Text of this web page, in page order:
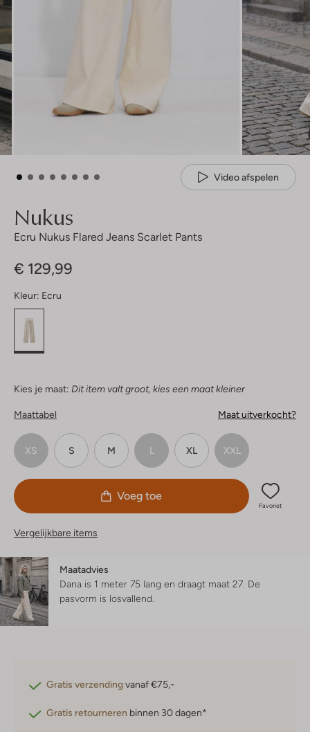
Video afspelen
Nukus
Ecru Nukus Flared Jeans Scarlet Pants
€ 129,99
Kleur: Ecru
Kies je maat: Dit item valt groot, kies een maat kleiner
Maattabel Maat uitverkocht?
XS S M L XL XXL
Voeg toe
Favoriet
Vergelijkbare items
Maatadvies
Dana is 1 meter 75 lang en draagt maat 27. De
pasvorm is losvallend
Gratis verzendingvanaf €75,-
Gratis retourneren binnen 30 dagen*